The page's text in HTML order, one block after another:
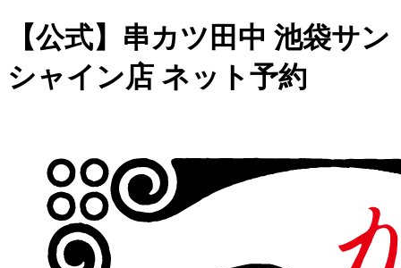
【公式】串カツ田中 池袋サン
シャイン店 ネット予約